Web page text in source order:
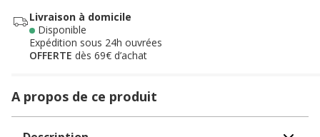
Livraison à domicile
Disponible
Expédition sous 24h ouvrées
OFFERTE dès 69€ d’achat
A propos de ce produit